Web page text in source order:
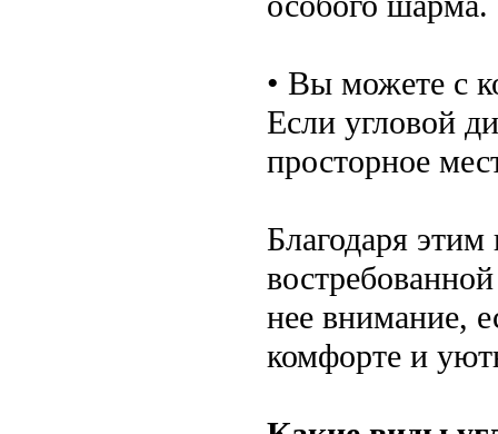
• Вы можете с
Если угловой
просторное
Благодаря
нее внимание,
комфорте и